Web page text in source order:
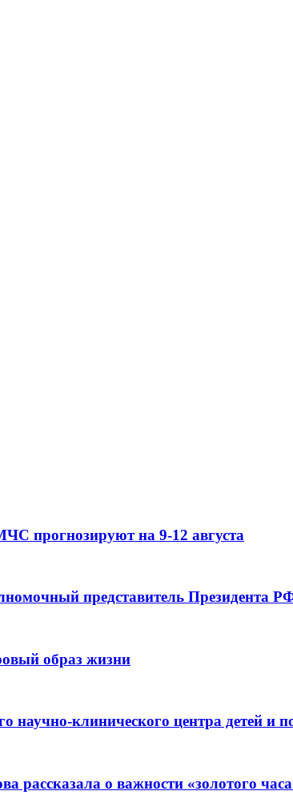
прогнозируют на 9-12 августа
представитель Президента
образ жизни
научно-клинического центра детей и
рассказала о важности «золотого